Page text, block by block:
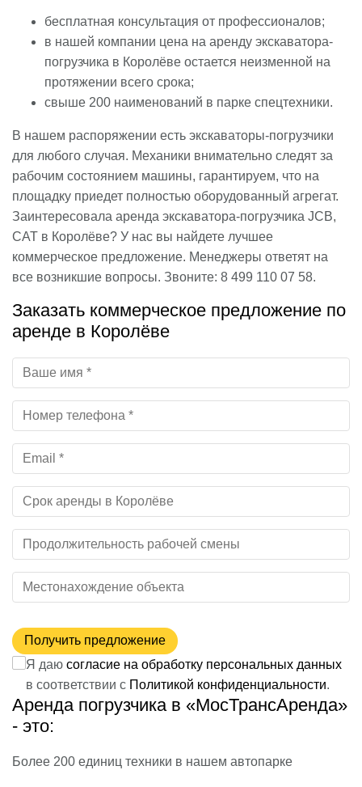
бесплатная консультация от профессионалов;
в нашей компании цена на аренду экскаватора-
погрузчика в Королёве остается неизменной на
протяжении всего срока;
свыше 200 наименований в парке спецтехники.
В нашем распоряжении есть экскаваторы-погрузчики
для любого случая. Механики внимательно следят за
рабочим состоянием машины, гарантируем, что на
площадку приедет полностью оборудованный агрегат.
Заинтересовала аренда экскаватора-погрузчика JCB,
CAT в Королёве? У нас вы найдете лучшее
коммерческое предложение. Менеджеры ответят на
все возникшие вопросы. Звоните: 8 499 110 07 58.
Заказать коммерческое предложение по
аренде в Королёве
Получить предложение
Я даю согласие на обработку персональных данных
в соответствии с Политикой конфиденциальности.
Аренда погрузчика в «МосТрансАренда»
- это:
Более 200 единиц техники в нашем автопарке